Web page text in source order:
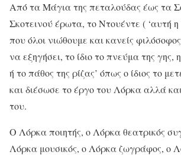
Από τα Μάγια της πεταλούδας έως τα
Σκοτεινού έρωτα, το Ντουέντε ( ‘αυτή
που όλοι νιώθουμε και κανείς
να εξηγήσει, το ίδιο το πνεύμα της γης,
ή το πάθος της ρίζας’ όπως ο ίδιος το
και διέσωσε το έργο του Λόρκα αλλά
του.
Ο Λόρκα ποιητής, ο Λόρκα θεατρικός
Λόρκα μουσικός, ο Λόρκα ζωγράφος, ο